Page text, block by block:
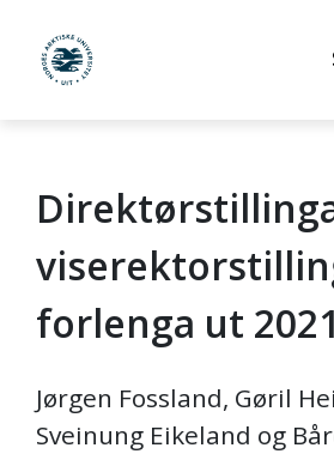
Gå til hovedinnhold
UiT Norges arktiske
forlenga ut 2021
Jørgen Fossland, Gøril
Sveinung Eikeland og